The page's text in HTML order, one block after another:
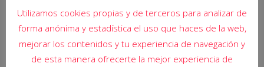
Utilizamos cookies propias y de terceros para analizar de
forma anónima y estadística el uso que haces de la web,
mejorar los contenidos y tu experiencia de navegación y
de esta manera ofrecerte la mejor experiencia de